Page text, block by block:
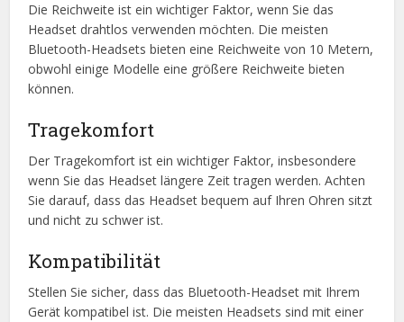
Die Reichweite ist ein wichtiger Faktor, wenn Sie das
Headset drahtlos verwenden möchten. Die meisten
Bluetooth-Headsets bieten eine Reichweite von 10 Metern,
obwohl einige Modelle eine größere Reichweite bieten
können.
Tragekomfort
Der Tragekomfort ist ein wichtiger Faktor, insbesondere
wenn Sie das Headset längere Zeit tragen werden. Achten
Sie darauf, dass das Headset bequem auf Ihren Ohren sitzt
und nicht zu schwer ist.
Kompatibilität
Stellen Sie sicher, dass das Bluetooth-Headset mit Ihrem
Gerät kompatibel ist. Die meisten Headsets sind mit einer